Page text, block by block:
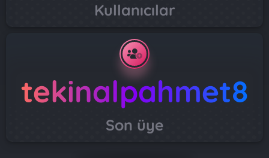
Kullanıcılar
tekinalpahmet8
Son üye